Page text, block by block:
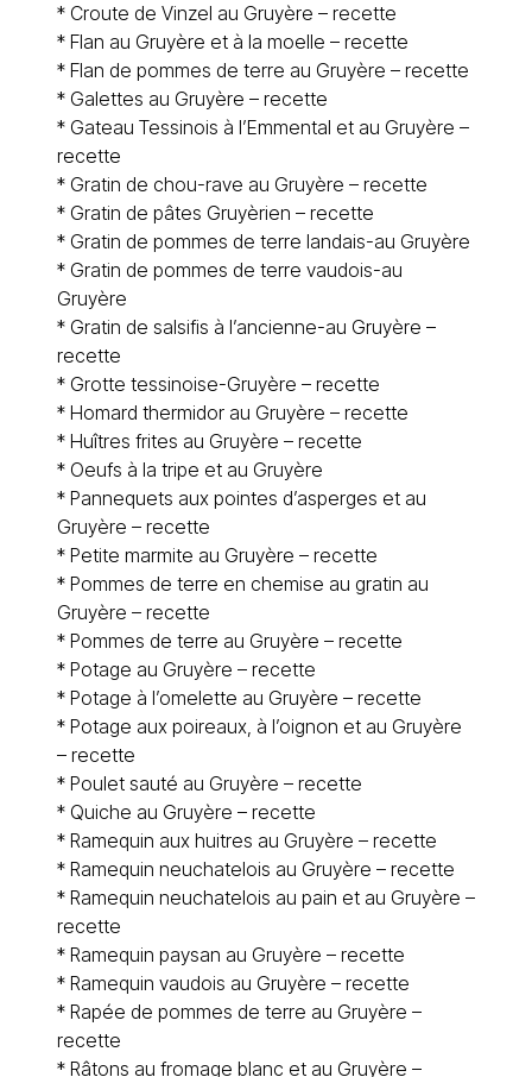
* Croute de Vinzel au Gruyère – recette
* Flan au Gruyère et à la moelle – recette
* Flan de pommes de terre au Gruyère – recette
* Galettes au Gruyère – recette
* Gateau Tessinois à l’Emmental et au Gruyère –
recette
* Gratin de chou-rave au Gruyère – recette
* Gratin de pâtes Gruyèrien – recette
* Gratin de pommes de terre landais-au Gruyère
* Gratin de pommes de terre vaudois-au
Gruyère
* Gratin de salsifis à l’ancienne-au Gruyère –
recette
* Grotte tessinoise-Gruyère – recette
* Homard thermidor au Gruyère – recette
* Huîtres frites au Gruyère – recette
* Oeufs à la tripe et au Gruyère
* Pannequets aux pointes d’asperges et au
Gruyère – recette
* Petite marmite au Gruyère – recette
* Pommes de terre en chemise au gratin au
Gruyère – recette
* Pommes de terre au Gruyère – recette
* Potage au Gruyère – recette
* Potage à l’omelette au Gruyère – recette
* Potage aux poireaux, à l’oignon et au Gruyère
– recette
* Poulet sauté au Gruyère – recette
* Quiche au Gruyère – recette
* Ramequin aux huitres au Gruyère – recette
* Ramequin neuchatelois au Gruyère – recette
* Ramequin neuchatelois au pain et au Gruyère –
recette
* Ramequin paysan au Gruyère – recette
* Ramequin vaudois au Gruyère – recette
* Rapée de pommes de terre au Gruyère –
recette
* Râtons au fromage blanc et au Gruyère –